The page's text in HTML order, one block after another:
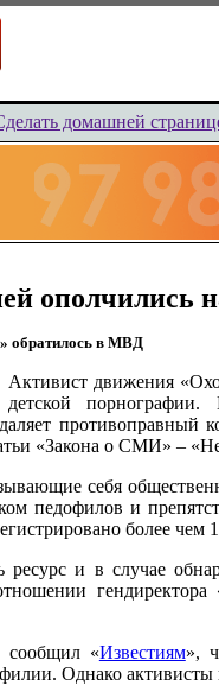
домашней
ополчились
обратилось в МВД
Активист движения
детской
«Закона о СМИ» –
себя
педофилов и
более
и в случае
сообщил «Известиям»,
Однако активисты